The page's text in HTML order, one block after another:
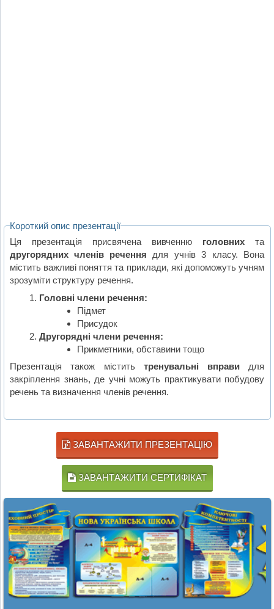
Короткий опис презентації
Ця презентація присвячена вивченню головних та
другорядних членів речення для учнів 3 класу. Вона
містить важливі поняття та приклади, які допоможуть учням
зрозуміти структуру речення.
Головні члени речення:
Підмет
Присудок
Другорядні члени речення:
Прикметники, обставини тощо
Презентація також міститьтренувальні вправи для
закріплення знань, де учні можуть практикувати побудову
речень та визначення членів речення.
ЗАВАНТАЖИТИ ПРЕЗЕНТАЦІЮ
ЗАВАНТАЖИТИ СЕРТИФІКАТ